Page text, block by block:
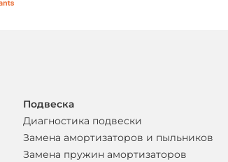
Подвеска
Диагностика подвески
Замена амортизаторов и пыльников
Замена пружин амортизаторов